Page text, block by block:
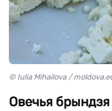
© Iulia Mihailova /
Овечья